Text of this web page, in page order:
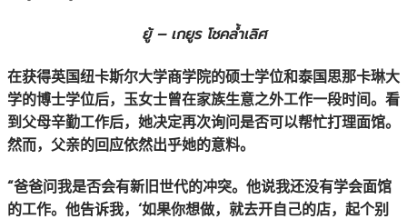
ยู้ – เกยูร โชคล้ำเลิศ
在获得英国纽卡斯尔大学商学院的硕士学位和泰国思那卡琳大
学的博士学位后，玉女士曾在家族生意之外工作一段时间。看
到父母辛勤工作后，她决定再次询问是否可以帮忙打理面馆。
然而，父亲的回应依然出乎她的意料。
“爸爸问我是否会有新旧世代的冲突。他说我还没有学会面馆
的工作。他告诉我，‘如果你想做，就去开自己的店，起个别